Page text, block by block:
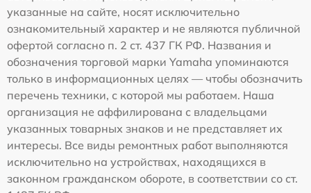
указанные на сайте, носят исключительно
ознакомительный характер и не являются публичной
офертой согласно п. 2 ст. 437 ГК РФ. Названия и
обозначения торговой марки Yamaha упоминаются
только в информационных целях — чтобы обозначить
перечень техники, с которой мы работаем. Наша
организация не аффилирована с владельцами
указанных товарных знаков и не представляет их
интересы. Все виды ремонтных работ выполняются
исключительно на устройствах, находящихся в
законном гражданском обороте, в соответствии со ст.